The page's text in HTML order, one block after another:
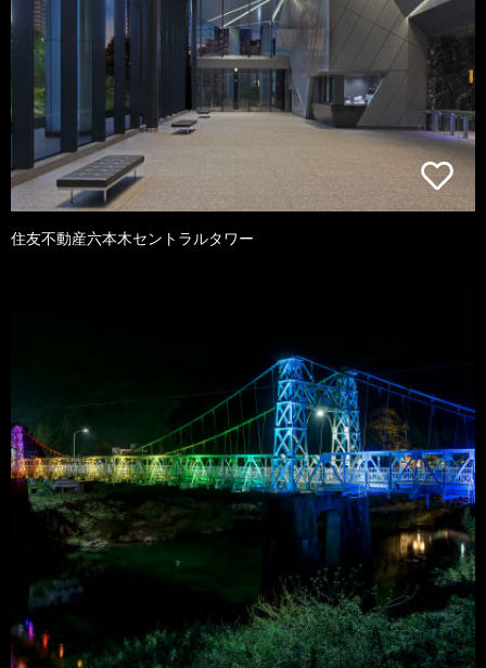
住友不動産六本木セントラルタワー